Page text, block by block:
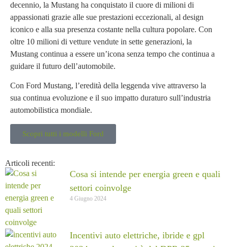
decennio, la Mustang ha conquistato il cuore di milioni di
appassionati grazie alle sue prestazioni eccezionali, al design
iconico e alla sua presenza costante nella cultura popolare. Con
oltre 10 milioni di vetture vendute in sette generazioni, la
Mustang continua a essere un’icona senza tempo che continua a
guidare il futuro dell’automobile.
Con Ford Mustang, l’eredità della leggenda vive attraverso la
sua continua evoluzione e il suo impatto duraturo sull’industria
automobilistica mondiale.
Scopri tutti i modelli Ford
Articoli recenti:
Cosa si intende per energia green e quali
settori coinvolge
4 Giugno 2024
Incentivi auto elettriche, ibride e gpl